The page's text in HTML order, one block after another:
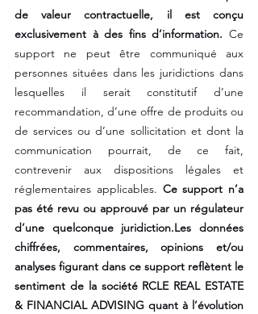
de valeur contractuelle, il est conçu
exclusivement à des fins d’information. Ce
support ne peut être communiqué aux
personnes situées dans les juridictions dans
lesquelles il serait constitutif d’une
recommandation, d’une offre de produits ou
de services ou d’une sollicitation et dont la
communication pourrait, de ce fait,
contrevenir aux dispositions légales et
réglementaires applicables. Ce support n’a
pas été revu ou approuvé par un régulateur
d’une quelconque juridiction.Les données
chiffrées, commentaires, opinions et/ou
analyses figurant dans ce support reflètent le
sentiment de la société RCLE REAL ESTATE
& FINANCIAL ADVISING quant à l’évolution